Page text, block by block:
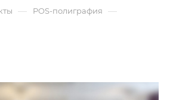
— POS-полиграфия —